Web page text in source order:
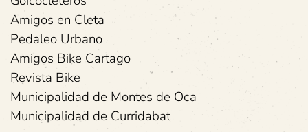
Amigos en Cleta
Pedaleo Urbano
Amigos Bike Cartago
Revista Bike
Municipalidad de Montes de Oca
Municipalidad de Curridabat